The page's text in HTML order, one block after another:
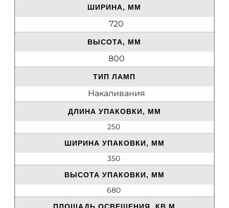
ШИРИНА, ММ
720
ВЫСОТА, ММ
800
ТИП ЛАМП
Накаливания
ДЛИНА УПАКОВКИ, ММ
250
ШИРИНА УПАКОВКИ, ММ
350
ВЫСОТА УПАКОВКИ, ММ
680